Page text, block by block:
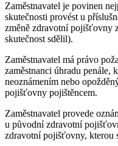
Zaměstnavatel je povinen
skutečnosti provést u
změně zdravotní pojišťovny
skutečnost sdělil).
Zaměstnavatel má právo
zaměstnanci úhradu penále,
neoznámením nebo
pojišťovny pojištěncem.
Zaměstnavatel provede
u původní zdravotní
zdravotní pojišťovny, kterou